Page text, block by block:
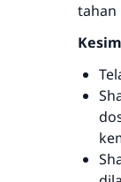
tahan